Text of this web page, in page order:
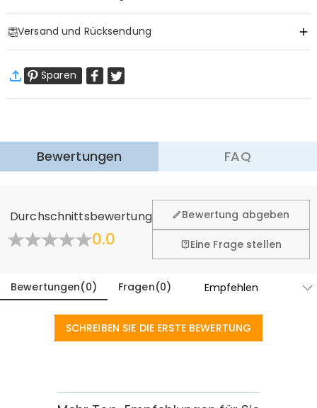
Versand und Rücksendung
Standardversand
9-18
Arbeitstage
Mehr erfahren
fühlen. Deshalb bieten wir Ihnen 60 Tage Rückgaberecht.
Sparen
Bewertungen FAQ
Durchschnittsbewertung
0.0
Bewertung abgeben
Eine Frage stellen
Bewertungen(0) Fragen(0)
SCHREIBEN SIE DIE ERSTE BEWERTUNG